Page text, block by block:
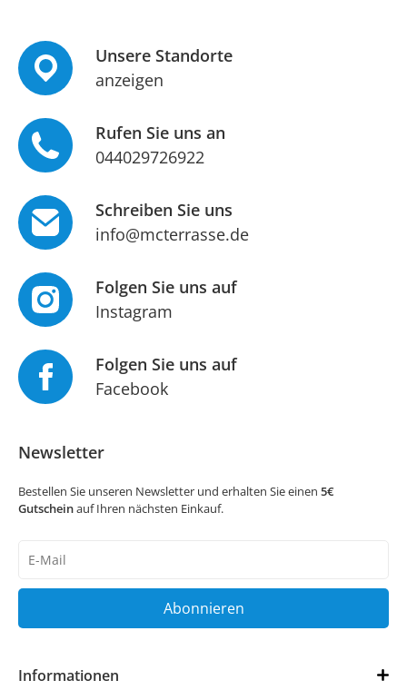
Unsere Standorte
anzeigen
Rufen Sie uns an
044029726922
Schreiben Sie uns
info@mcterrasse.de
Folgen Sie uns auf
Instagram
Folgen Sie uns auf
Facebook
Newsletter
Bestellen Sie unseren Newsletter und erhalten Sie einen 5€
Gutscheinauf Ihren nächsten Einkauf.
Honig
Abonnieren
Informationen